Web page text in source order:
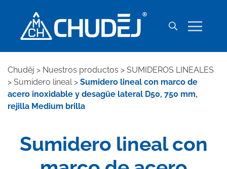
Chuděj > Nuestros productos > SUMIDEROS LINEALES
> Sumidero lineal> Sumidero lineal con marco de
acero inoxidable y desagüe lateral D50, 750 mm,
rejilla Medium brilla
Sumidero lineal con